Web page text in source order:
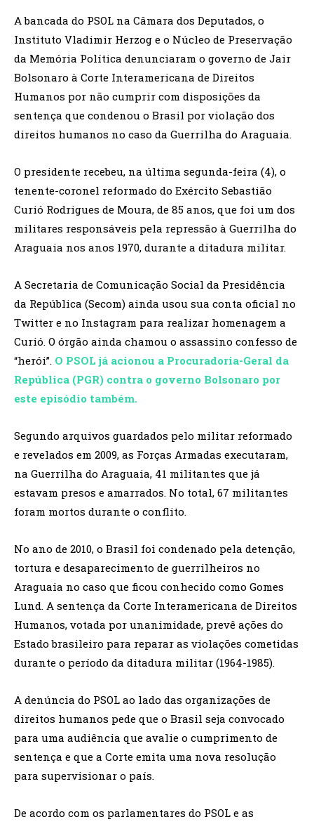
A bancada do PSOL na Câmara dos Deputados, o
Instituto Vladimir Herzog e o Núcleo de Preservação
da Memória Política denunciaram o governo de Jair
Bolsonaro à Corte Interamericana de Direitos
Humanos por não cumprir com disposições da
sentença que condenou o Brasil por violação dos
direitos humanos no caso da Guerrilha do Araguaia.
O presidente recebeu, na última segunda-feira (4), o
tenente-coronel reformado do Exército Sebastião
Curió Rodrigues de Moura, de 85 anos, que foi um dos
militares responsáveis pela repressão à Guerrilha do
Araguaia nos anos 1970, durante a ditadura militar.
A Secretaria de Comunicação Social da Presidência
da República (Secom) ainda usou sua conta oficial no
Twitter e no Instagram para realizar homenagem a
Curió. O órgão ainda chamou o assassino confesso de
“herói”. O PSOL já acionou a Procuradoria-Geral da
República (PGR) contra o governo Bolsonaro por
este episódio também.
Segundo arquivos guardados pelo militar reformado
e revelados em 2009, as Forças Armadas executaram,
na Guerrilha do Araguaia, 41 militantes que já
estavam presos e amarrados. No total, 67 militantes
foram mortos durante o conflito.
No ano de 2010, o Brasil foi condenado pela detenção,
tortura e desaparecimento de guerrilheiros no
Araguaia no caso que ficou conhecido como Gomes
Lund. A sentença da Corte Interamericana de Direitos
Humanos, votada por unanimidade, prevê ações do
Estado brasileiro para reparar as violações cometidas
durante o período da ditadura militar (1964-1985).
A denúncia do PSOL ao lado das organizações de
direitos humanos pede que o Brasil seja convocado
para uma audiência que avalie o cumprimento de
sentença e que a Corte emita uma nova resolução
para supervisionar o país.
De acordo com os parlamentares do PSOL e as